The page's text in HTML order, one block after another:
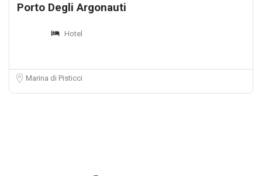
Porto Degli Argonauti
Hotel
Marina di Pisticci